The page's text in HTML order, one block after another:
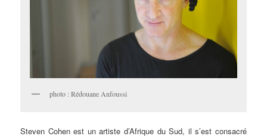
photo : Rédouane Anfoussi
Steven Cohen est un artiste d’Afrique du Sud, il s’est consacré